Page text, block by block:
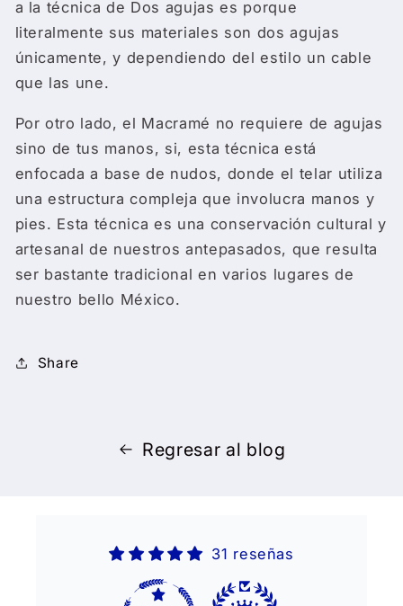
a la técnica de Dos agujas es porque
literalmente sus materiales son dos agujas
únicamente, y dependiendo del estilo un cable
que las une.
Por otro lado, el Macramé no requiere de agujas
sino de tus manos, si, esta técnica está
enfocada a base de nudos, donde el telar utiliza
una estructura compleja que involucra manos y
pies. Esta técnica es una conservación cultural y
artesanal de nuestros antepasados, que resulta
ser bastante tradicional en varios lugares de
nuestro bello México.
Share
Regresar al blog
31 reseñas